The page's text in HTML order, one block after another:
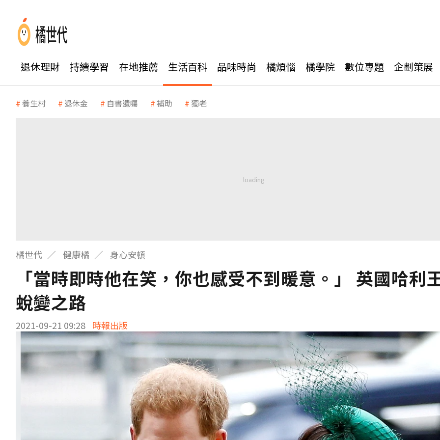
退休理財 持續學習 在地推薦 生活百科 品味時尚 橘煩惱 橘學院 數位專題 企劃策展
養生村 退休金 自書遺囑 補助 獨老
橘世代 健康橘 身心安頓
「當時即時他在笑，你也感受不到暖意。」 英國哈利
蛻變之路
2021-09-21 09:28 時報出版